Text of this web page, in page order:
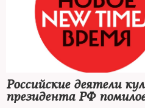
Российские деятели
президента РФ